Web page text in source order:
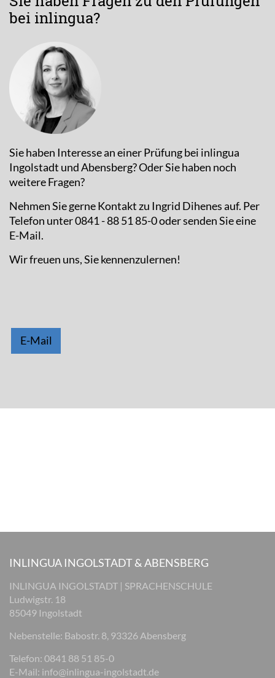
bei inlingua?
Sie haben Interesse an einer Prüfung bei inlingua
Ingolstadt und Abensberg? Oder Sie haben noch
weitere Fragen?
Nehmen Sie gerne Kontakt zu Ingrid Dihenes auf. Per
Telefon unter 0841 - 88 51 85-0 oder senden Sie eine
E-Mail.
Wir freuen uns, Sie kennenzulernen!
E-Mail
INLINGUA INGOLSTADT & ABENSBERG
INLINGUA INGOLSTADT | SPRACHENSCHULE
Ludwigstr. 18
85049 Ingolstadt
Nebenstelle: Babostr. 8, 93326 Abensberg
Telefon: 0841 88 51 85-0
E-Mail: info@inlingua-ingolstadt.de